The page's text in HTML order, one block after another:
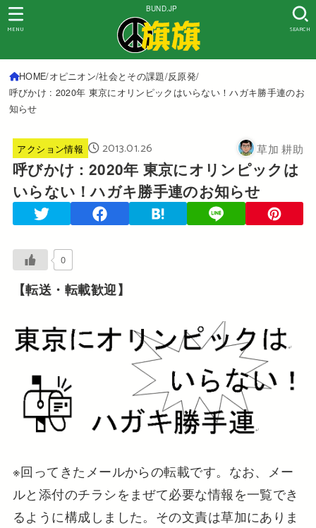
BUND.JP
SEARCH
MENU
HOME オピニオン 社会とその課題 反原発
呼びかけ : 2020年 東京にオリンピックはいらない！ハガキ勝手連のお
知らせ
アクション情報 2013.01.26 草加 耕助
呼びかけ : 2020年 東京にオリンピックは
いらない！ハガキ勝手連のお知らせ
0
【転送・転載歓迎】
※回ってきたメールからの転載です。なお、メー
ルと添付のチラシをまぜて必要な情報を一覧でき
るように構成しました。その文責は草加にありま